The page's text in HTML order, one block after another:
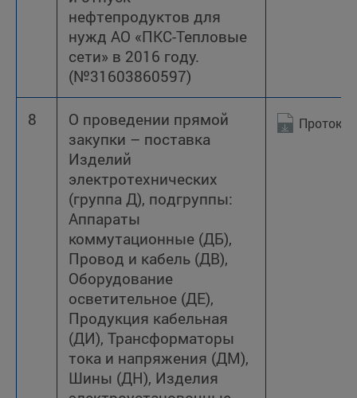
нефтепродуктов для
нужд АО «ПКС-Тепловые
сети» в 2016 году.
(№31603860597)
8
О проведении прямой
закупки – поставка
Изделий
электротехнических
(группа Д), подгруппы:
Аппараты
коммутационные (ДБ),
Провод и кабель (ДВ),
Оборудование
осветительное (ДЕ),
Продукция кабельная
(ДИ), Трансформаторы
тока и напряжения (ДМ),
Шины (ДН), Изделия
Протокол